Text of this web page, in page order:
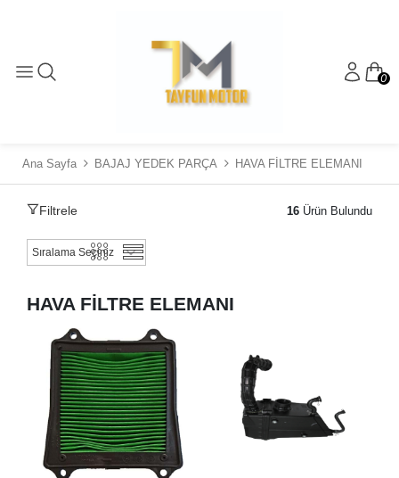
0
Ana Sayfa BAJAJ YEDEK PARÇA HAVA FİLTRE ELEMANI
Filtrele 16 Ürün Bulundu
HAVA FİLTRE ELEMANI